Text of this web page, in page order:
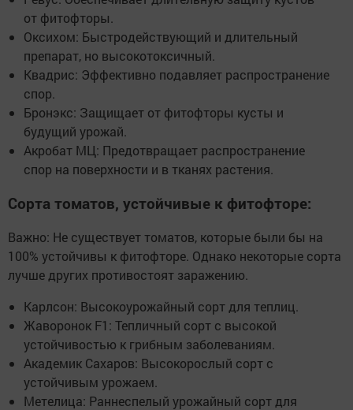
от фитофторы.
Оксихом: Быстродействующий и длительный
препарат, но высокотоксичный.
Квадрис: Эффективно подавляет распространение
спор.
Бронэкс: Защищает от фитофторы кусты и
будущий урожай.
Акробат МЦ: Предотвращает распространение
спор на поверхности и в тканях растения.
Сорта томатов, устойчивые к фитофторе:
Важно: Не существует томатов, которые были бы на
100% устойчивы к фитофторе. Однако некоторые сорта
лучше других противостоят заражению.
Карлсон: Высокоурожайный сорт для теплиц.
Жаворонок F1: Тепличный сорт с высокой
устойчивостью к грибным заболеваниям.
Академик Сахаров: Высокорослый сорт с
устойчивым урожаем.
Метелица: Раннеспелый урожайный сорт для